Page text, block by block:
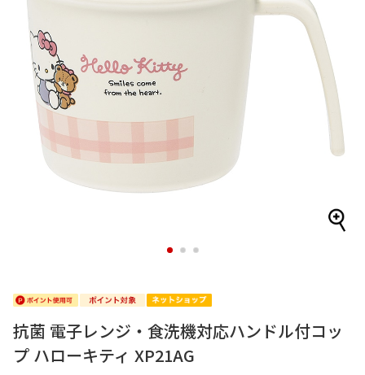
1 2 3
抗菌 電子レンジ・食洗機対応ハンドル付コッ
プ ハローキティ XP21AG